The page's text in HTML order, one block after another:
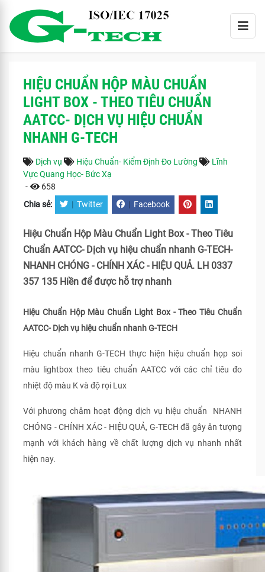
HIỆU CHUẨN HỘP MÀU CHUẨN
LIGHT BOX - THEO TIÊU CHUẨN
AATCC- DỊCH VỤ HIỆU CHUẨN
NHANH G-TECH
Dịch vụ Hiệu Chuẩn- Kiểm Định Đo Lường
Lĩnh
Vực Quang Học- Bức Xạ
-
658
Chia sẻ: | Twitter | Facebook
Hiệu Chuẩn Hộp Màu Chuẩn Light Box - Theo Tiêu
Chuẩn AATCC- Dịch vụ hiệu chuẩn nhanh G-TECH-
NHANH CHÓNG - CHÍNH XÁC - HIỆU QUẢ. LH 0337
357 135 Hiền để được hỗ trợ nhanh
Hiệu Chuẩn Hộp Màu Chuẩn Light Box - Theo Tiêu Chuẩn
AATCC- Dịch vụ hiệu chuẩn nhanh G-TECH
Hiệu chuẩn nhanh G-TECH thực hiện hiệu chuẩn họp soi
màu lightbox theo tiêu chuẩn AATCC với các chỉ tiêu đo
nhiệt độ màu K và độ rọi Lux
Với phương châm hoạt động dịch vụ hiệu chuẩn NHANH
CHÓNG - CHÍNH XÁC - HIỆU QUẢ, G-TECH đã gây ân tượng
mạnh với khách hàng về chất lượng dịch vụ nhanh nhất
hiện nay.